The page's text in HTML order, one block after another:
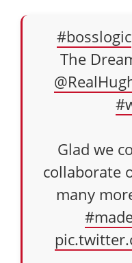
#bosslogic
The
Glad we
collaborate
many